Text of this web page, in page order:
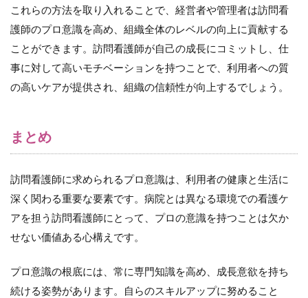
これらの方法を取り入れることで、経営者や管理者は訪問看
護師のプロ意識を高め、組織全体のレベルの向上に貢献する
ことができます。訪問看護師が自己の成長にコミットし、仕
事に対して高いモチベーションを持つことで、利用者への質
の高いケアが提供され、組織の信頼性が向上するでしょう。
まとめ
訪問看護師に求められるプロ意識は、利用者の健康と生活に
深く関わる重要な要素です。病院とは異なる環境での看護ケ
アを担う訪問看護師にとって、プロの意識を持つことは欠か
せない価値ある心構えです。
プロ意識の根底には、常に専門知識を高め、成長意欲を持ち
続ける姿勢があります。自らのスキルアップに努めること